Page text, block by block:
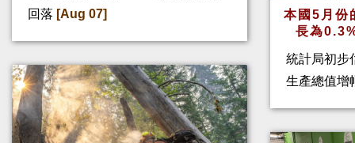
回落 [Aug 07]
本國5月份
長為
統計局初步
生產總值增